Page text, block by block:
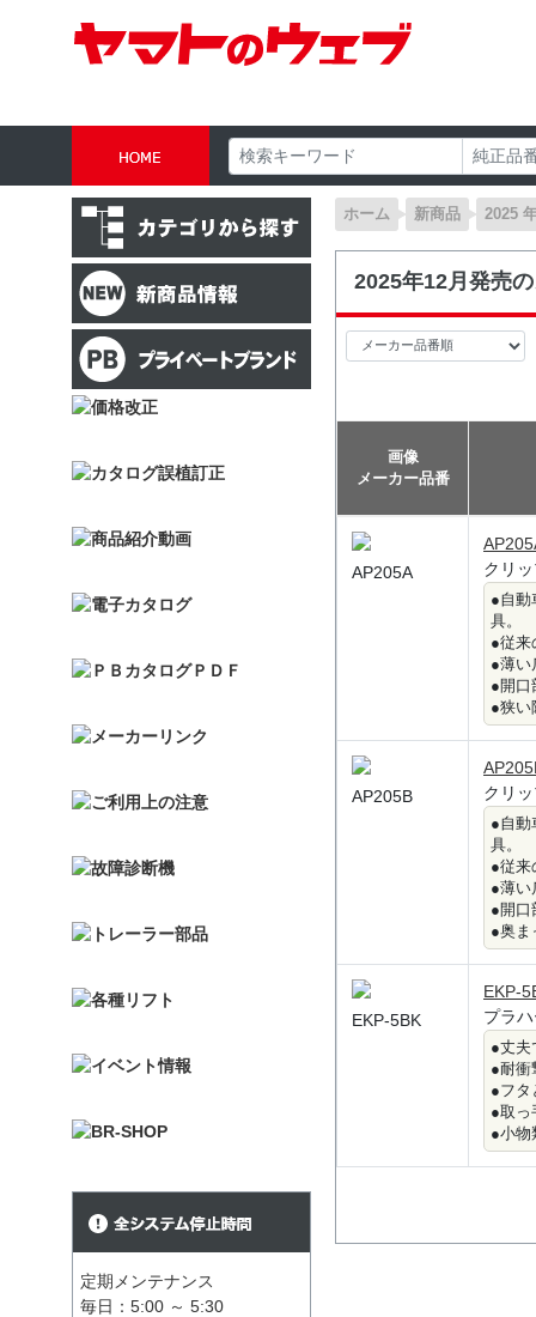
定期メンテナンス
毎日：5:00 ～ 5:30
ホーム 新商品 2025
2025年12月発売
画像
メーカー品番
AP205A
クリ
●自動
具。
●従来
●薄い
●開口
●狭い
AP205B
クリ
●自動
具。
●従来
●薄い
●開口
●奥ま
EKP-5BK
EKP-
プラ
●丈夫
●耐衝
●フタ
●取っ
●小物